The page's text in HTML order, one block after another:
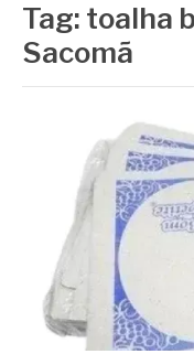
Tag: toalha
Sacomã